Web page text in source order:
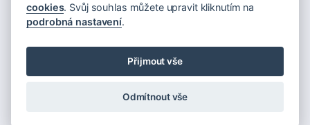
Museum Montanelli2009–2026.
Zásady zpracování osobních údajů
Prohlášení o použití cookies
cookies. Svůj souhlas můžete upravit kliknutím na
podrobná nastavení.
Přijmout vše
Odmítnout vše